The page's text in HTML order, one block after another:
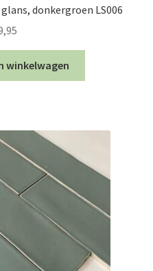
donkergroen LS006
winkelwagen